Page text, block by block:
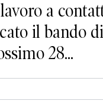
a
il bando
28...